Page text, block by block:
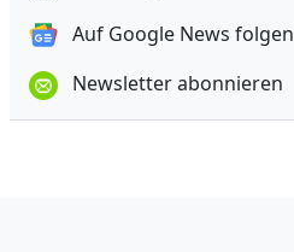
Auf Google News folgen
Newsletter abonnieren